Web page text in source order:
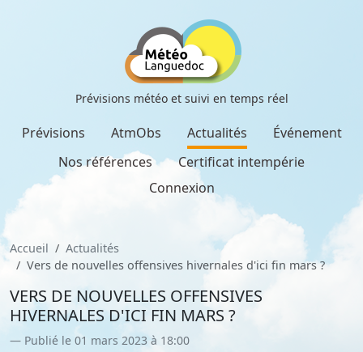
Prévisions météo et suivi en temps réel
Prévisions AtmObs Actualités
Événement
Nos références
Certificat intempérie
Connexion
Accueil
Actualités
Vers de nouvelles offensives hivernales d'ici fin mars ?
VERS DE NOUVELLES OFFENSIVES
HIVERNALES D'ICI FIN MARS ?
Publié le 01 mars 2023 à 18:00